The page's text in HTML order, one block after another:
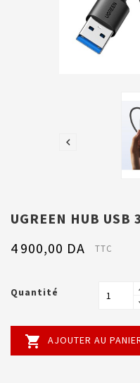

UGREEN HUB USB
4 900,00 DA
TTC
Quantité
 AJOUTER AU